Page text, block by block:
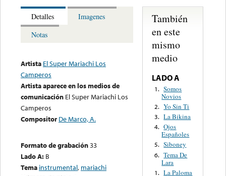
Detalles
Imagenes
Notas
Artista El Super Mariachi Los
Camperos
Artista aparece en los medios de
comunicación El Super Mariachi Los
Camperos
Compositor De Marco, A.
Formato de grabación33
Lado A: B
Tema instrumental, mariachi
También
en este
mismo
medio
LADO A
1. Somos
Novios
2. Yo Sin Ti
3. La Bikina
4. Ojos
Españoles
5. Siboney
6. Tema De
Lara
1. La Paloma